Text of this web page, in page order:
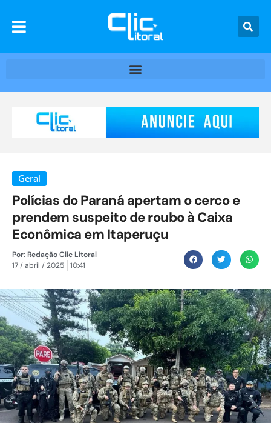
Geral
Polícias do Paraná apertam o cerco e
prendem suspeito de roubo à Caixa
Econômica em Itaperuçu
Por:Redação Clic Litoral
17 / abril / 2025
10:41